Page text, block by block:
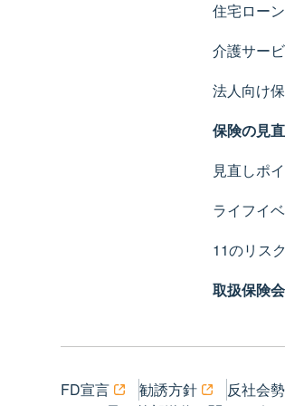
住宅ローン
介護サー
法人向け
保険の見
見直しポ
ライフイ
11のリス
取扱保険
FD宣言 勧誘方針 反社会